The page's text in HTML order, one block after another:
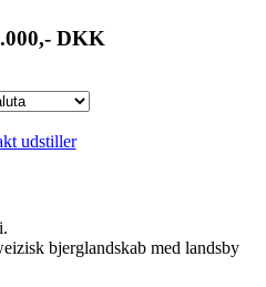
DKK
udstiller
bjerglandskab med landsby